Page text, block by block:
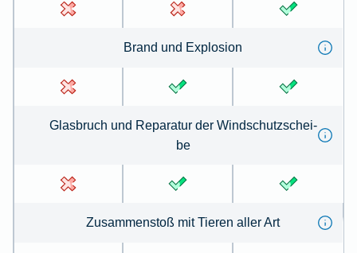
Brand und Ex­plo­sion
Glas­bruch und Re­pa­ra­tur der Wind­schutz­schei­
be
Zu­sammen­stoß mit Tie­ren aller Art